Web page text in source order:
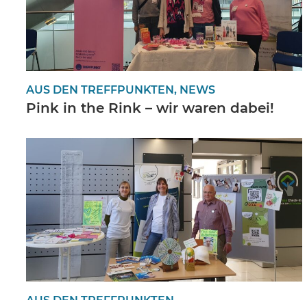
AUS DEN TREFFPUNKTEN, NEWS
Pink in the Rink – wir waren dabei!